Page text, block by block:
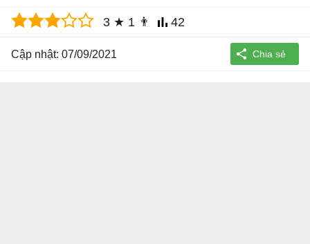
3 ★ 1 👨 42
Cập nhật: 07/09/2021